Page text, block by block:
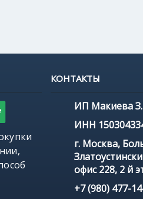
КОНТАКТЫ
ИП Макиева
ИНН
г. Москва,
офис 228, 2 й
+7 (980) 477-